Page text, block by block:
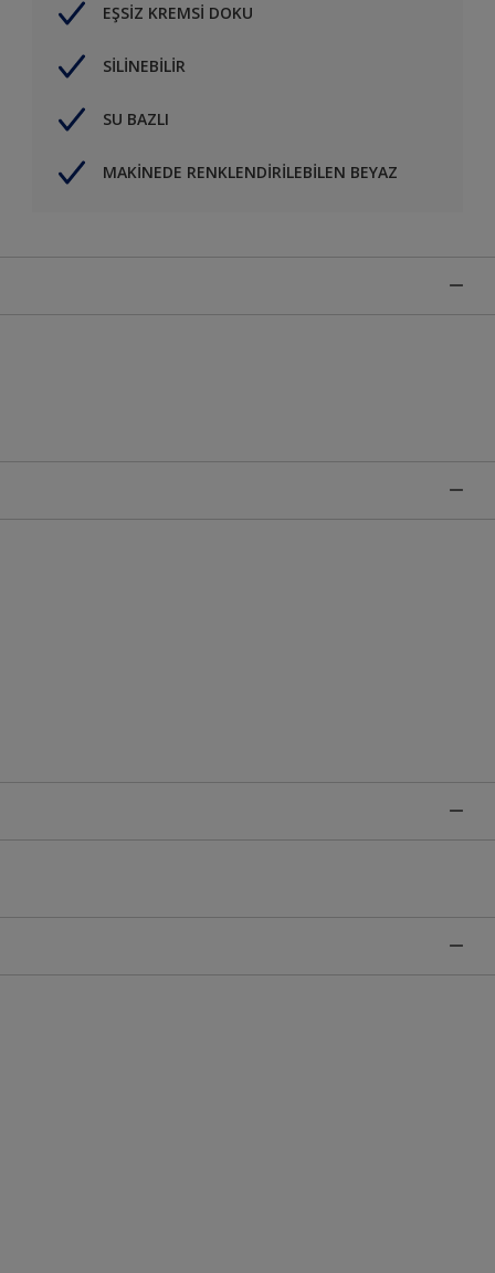
EŞSİZ KREMSİ DOKU
SİLİNEBİLİR
SU BAZLI
MAKİNEDE RENKLENDİRİLEBİLEN BEYAZ